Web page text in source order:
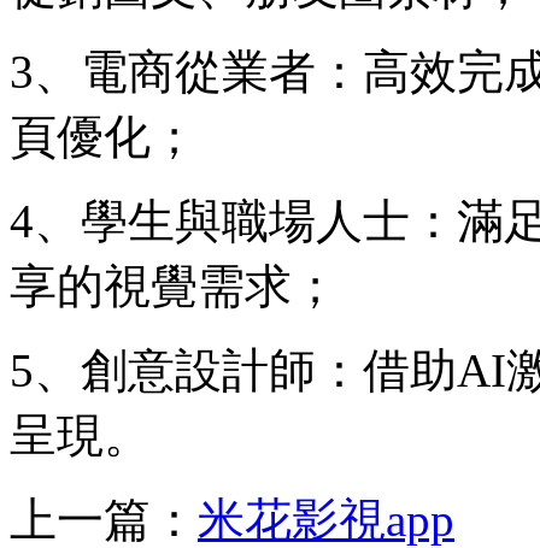
3、電商從業者：高效完
頁優化；
4、學生與職場人士：滿
享的視覺需求；
5、創意設計師：借助AI
呈現。
上一篇： 米花影視app